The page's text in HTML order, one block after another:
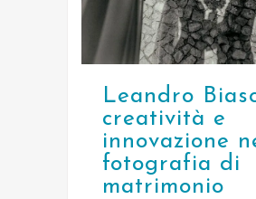
Leandro
creatività e
innovazione
fotografia di
matrimonio